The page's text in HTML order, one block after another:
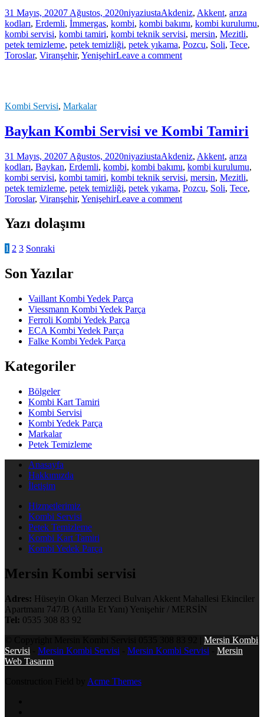
31 Mayıs, 20207 Ağustos, 2020niyaziustaAkdeniz, Akkent, arıza
kodları, Erdemli, İmmergas, kombi, kombi bakımı, kombi kurulumu,
kombi servisi, kombi tamiri, kombi teknik servisi, mersin, Mezitli,
petek temizleme, petek temizliği, petek yıkama, Pozcu, Soli, Tece,
Toroslar, Viranşehir, YenişehirLeave a comment
Kombi Servisi, Markalar
Baykan Kombi Servisi ve Kombi Tamiri
31 Mayıs, 20207 Ağustos, 2020niyaziustaAkdeniz, Akkent, arıza
kodları, Baykan, Erdemli, kombi, kombi bakımı, kombi kurulumu,
kombi servisi, kombi tamiri, kombi teknik servisi, mersin, Mezitli,
petek temizleme, petek temizliği, petek yıkama, Pozcu, Soli, Tece,
Toroslar, Viranşehir, YenişehirLeave a comment
Yazı dolaşımı
1 2 3 Sonraki
Son Yazılar
Vaillant Kombi Yedek Parça
Viessmann Kombi Yedek Parça
Ferroli Kombi Yedek Parça
ECA Kombi Yedek Parça
Falke Kombi Yedek Parça
Kategoriler
Bölgeler
Kombi Kart Tamiri
Kombi Servisi
Kombi Yedek Parça
Markalar
Petek Temizleme
Anasayfa
Hakkımızda
İletişim
Hizmetlerimiz
Kombi Servisi
Petek Temizleme
Kombi Kart Tamiri
Kombi Yedek Parça
Mersin Kombi servisi
Adres: Hüseyin Okan Merzeci Bulvarı Akkent Mahallesi Ekinciler
Apartmanı 747/B (Atilla Et Yanı) Yenişehir / MERSİN
Tel: 0535 308 83 92
Mersin Kombi
Servisi
Mersin Kombi Servisi Mersin Kombi Servisi
Mersin
Web Tasarım
Acme Themes